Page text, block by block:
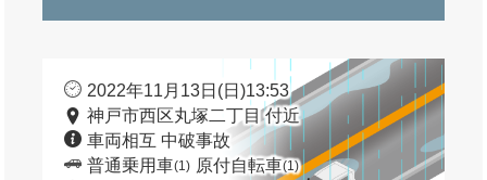
2022年11月13日(日)13:53
神戸市西区丸塚二丁目 付近
車両相互 中破事故
普通乗用車(1) 原付自転車(1)